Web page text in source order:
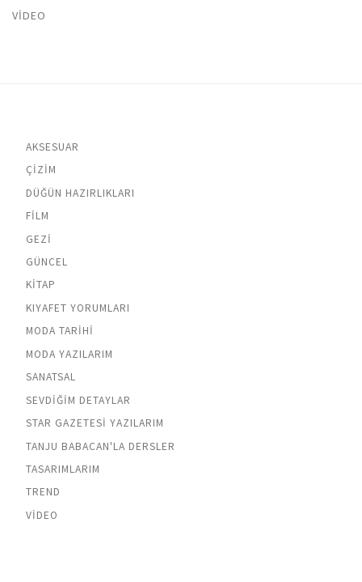
VIDEO
AKSESUAR
ÇIZIM
DÜĞÜN HAZIRLIKLARI
FILM
GEZI
GÜNCEL
KITAP
KIYAFET YORUMLARI
MODA TARIHI
MODA YAZILARIM
SANATSAL
SEVDIĞIM DETAYLAR
STAR GAZETESI YAZILARIM
TANJU BABACAN'LA DERSLER
TASARIMLARIM
TREND
VIDEO